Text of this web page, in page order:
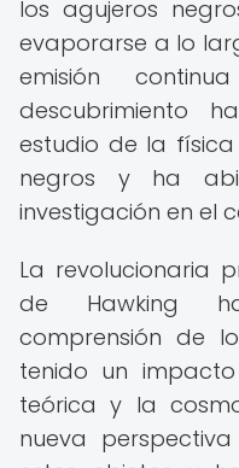
los agujeros
evaporarse a lo
emisión
descubrimiento
estudio de la
negros y ha
investigación en el
La revolucionaria
de Hawking
comprensión de
tenido un
teórica y la
nueva